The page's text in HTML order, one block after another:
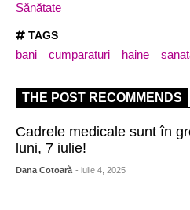
Sănătate
TAGS
bani cumparaturi haine
THE POST RECOMMENDS
Cadrele medicale sunt în
luni, 7 iulie!
Dana Cotoară - iulie 4, 2025